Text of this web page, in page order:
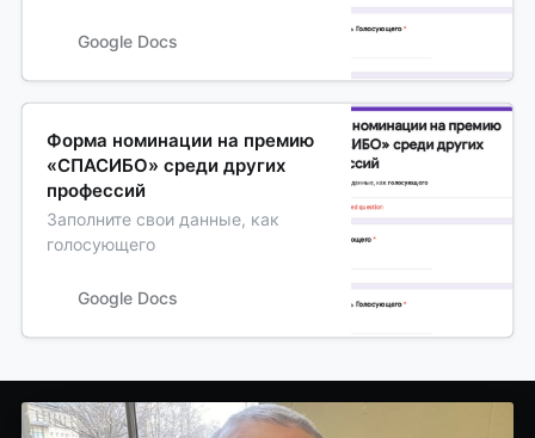
Google Docs
Форма номинации на премию
«СПАСИБО» среди других
профессий
Заполните свои данные, как
голосующего
Google Docs